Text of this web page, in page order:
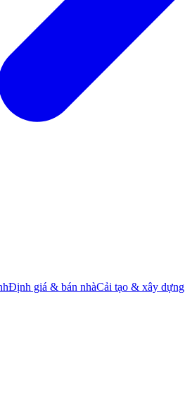
Định giá & bán nhàCải tạo & xây dựng